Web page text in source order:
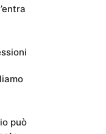
può